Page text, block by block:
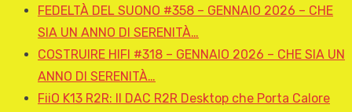
FEDELTÀ DEL SUONO #358 – GENNAIO 2026 – CHE
SIA UN ANNO DI SERENITÀ…
COSTRUIRE HIFI #318 – GENNAIO 2026 – CHE SIA UN
ANNO DI SERENITÀ…
FiiO K13 R2R: Il DAC R2R Desktop che Porta Calore